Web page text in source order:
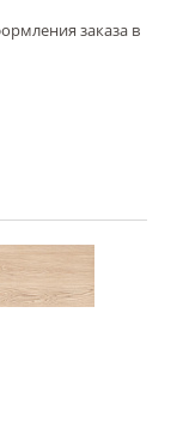
заказа в